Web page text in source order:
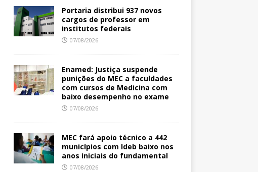
Portaria distribui 937 novos
cargos de professor em
institutos federais
07/08/2026
Enamed: Justiça suspende
punições do MEC a faculdades
com cursos de Medicina com
baixo desempenho no exame
07/08/2026
MEC fará apoio técnico a 442
municípios com Ideb baixo nos
anos iniciais do fundamental
07/08/2026